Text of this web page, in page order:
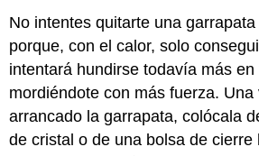
No intentes quitarte una
porque, con el calor, solo
intentará hundirse todavía más en
mordiéndote con más fuerza. Una
arrancado la garrapata, colócala
de cristal o de una bolsa de cierre